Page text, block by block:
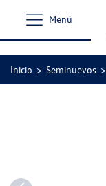
Menú
Inicio > Seminuevos >